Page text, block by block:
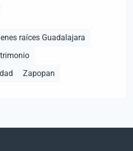
raíces Guadalajara
Zapopan